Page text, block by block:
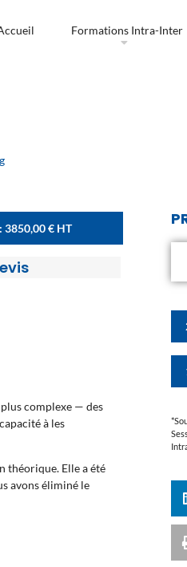
Formations Intra-Inter
3850,00€HT
complexe — des
à les
théorique. Elle a été
avons éliminé le